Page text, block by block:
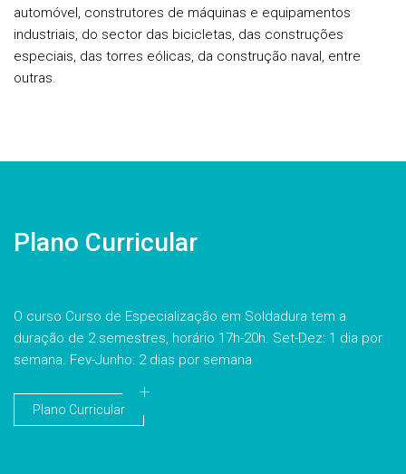
automóvel, construtores de máquinas e equipamentos
industriais, do sector das bicicletas, das construções
especiais, das torres eólicas, da construção naval, entre
outras.
Plano Curricular
O curso Curso de Especialização em Soldadura tem a
duração de 2 semestres, horário 17h-20h. Set-Dez: 1 dia por
semana. Fev-Junho: 2 dias por semana
Plano Curricular